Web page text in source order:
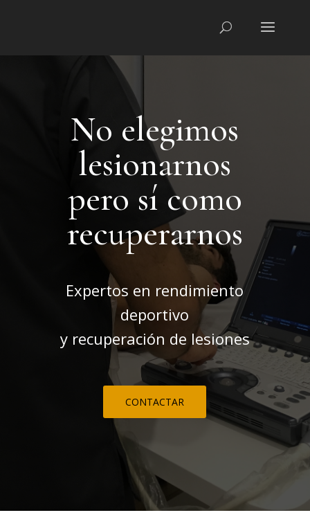
No elegimos
lesionarnos
pero sí como
recuperarnos
Expertos en rendimiento
deportivo
y recuperación de lesiones
CONTACTAR